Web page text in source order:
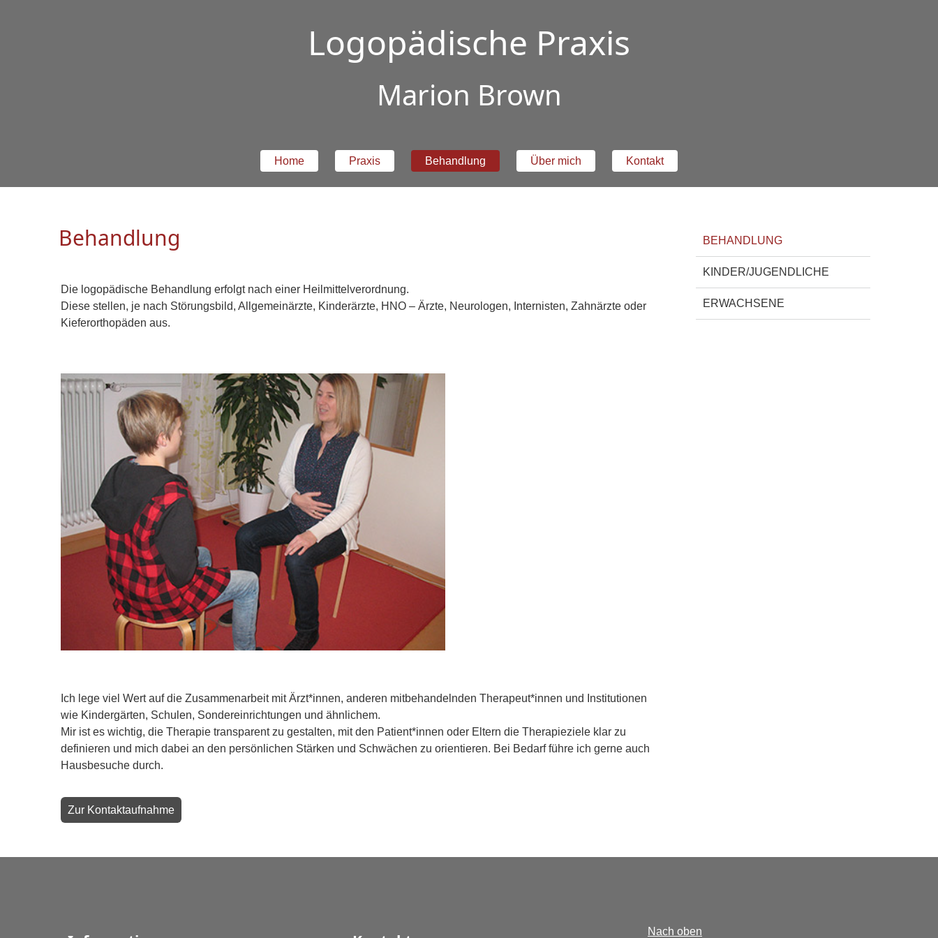
Logopädische Praxis
Marion Brown
Home Praxis Behandlung Über mich Kontakt
Behandlung
Die logopädische Behandlung erfolgt nach einer Heilmittelverordnung.
Diese stellen, je nach Störungsbild, Allgemeinärzte, Kinderärzte, HNO – Ärzte, Neurologen, Internisten, Zahnärzte oder
Kieferorthopäden aus.
Ich lege viel Wert auf die Zusammenarbeit mit Ärzt*innen, anderen mitbehandelnden Therapeut*innen und Institutionen
wie Kindergärten, Schulen, Sondereinrichtungen und ähnlichem.
Mir ist es wichtig, die Therapie transparent zu gestalten, mit den Patient*innen oder Eltern die Therapieziele klar zu
definieren und mich dabei an den persönlichen Stärken und Schwächen zu orientieren. Bei Bedarf führe ich gerne auch
Hausbesuche durch.
Zur Kontaktaufnahme
BEHANDLUNG
KINDER/JUGENDLICHE
ERWACHSENE
Nach oben